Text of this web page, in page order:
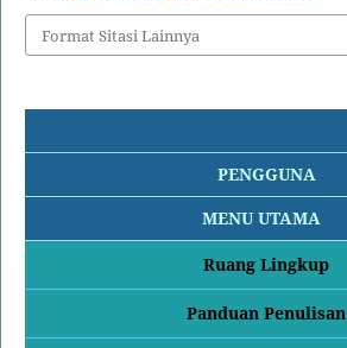
Format Sitasi Lainnya
PENGGUNA
MENU UTAMA
Ruang Lingkup
Panduan Penulisan